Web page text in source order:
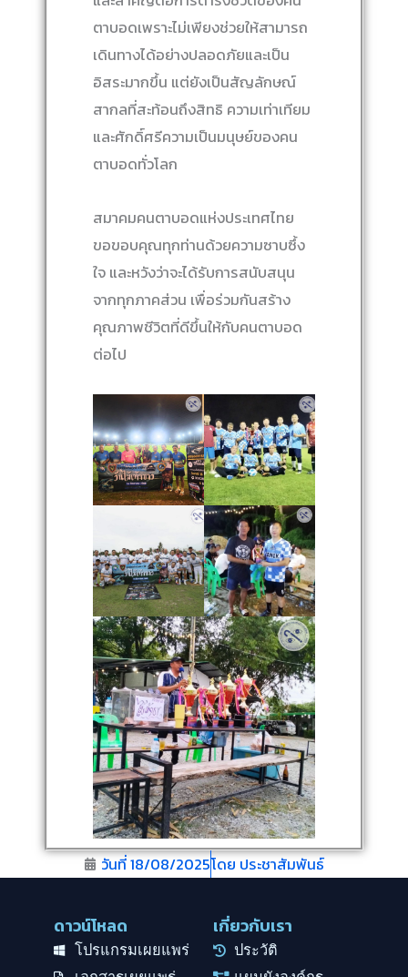
ตาบอดเพราะไม่เพียงช่วยให้สามารถ
เดินทางได้อย่างปลอดภัยและเป็น
อิสระมากขึ้น แต่ยังเป็นสัญลักษณ์
สากลที่สะท้อนถึงสิทธิ ความเท่าเทียม
และศักดิ์ศรีความเป็นมนุษย์ของคน
ตาบอดทั่วโลก
สมาคมคนตาบอดแห่งประเทศไทย
ขอขอบคุณทุกท่านด้วยความซาบซึ้ง
ใจ และหวังว่าจะได้รับการสนับสนุน
จากทุกภาคส่วน เพื่อร่วมกันสร้าง
คุณภาพชีวิตที่ดีขึ้นให้กับคนตาบอด
ต่อไป
วันที่18/08/2025โดย ประชาสัมพันธ์
ดาวน์โหลด
โปรแกรมเผยแพร่
เกี่ยวกับเรา
ประวัติ